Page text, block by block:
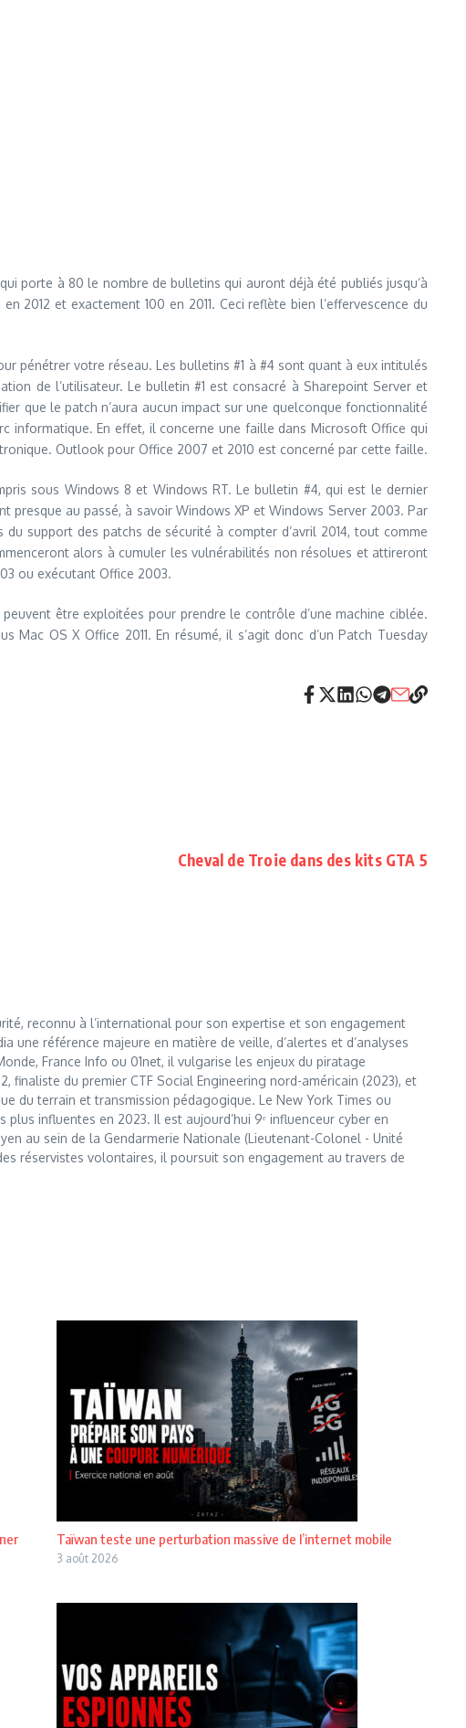
porte à 80 le nombre de bulletins qui auront déjà été publiés jusqu’à
2012 et exactement 100 en 2011. Ceci reflète bien l’effervescence du
pénétrer votre réseau. Les bulletins #1 à #4 sont quant à eux intitulés
de l’utilisateur. Le bulletin #1 est consacré à Sharepoint Server et
que le patch n’aura aucun impact sur une quelconque fonctionnalité
informatique. En effet, il concerne une faille dans Microsoft Office qui
Outlook pour Office 2007 et 2010 est concerné par cette faille.
sous Windows 8 et Windows RT. Le bulletin #4, qui est le dernier
au passé, à savoir Windows XP et Windows Server 2003. Par
support des patchs de sécurité à compter d’avril 2014, tout comme
alors à cumuler les vulnérabilités non résolues et attireront
ou exécutant Office 2003.
être exploitées pour prendre le contrôle d’une machine ciblée.
OS X Office 2011. En résumé, il s’agit donc d’un Patch Tuesday
Cheval de Troie dans des kits GTA 5
reconnu à l’international pour son expertise et son engagement
une référence majeure en matière de veille, d’alertes et d’analyses
France Info ou 01net, il vulgarise les enjeux du piratage
du premier CTF Social Engineering nord-américain (2023), et
du terrain et transmission pédagogique. Le New York Times ou
influentes en 2023. Il est aujourd’hui 9ᵉ influenceur cyber en
au sein de la Gendarmerie Nationale (Lieutenant-Colonel - Unité
réservistes volontaires, il poursuit son engagement au travers de
Taïwan teste une perturbation massive de l’internet mobile
3 août 2026